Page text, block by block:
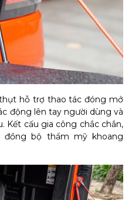
hỗ trợ thao tác đóng mở
động lên tay người dùng và
Kết cấu gia công chắc chắn,
đồng bộ thẩm mỹ khoang